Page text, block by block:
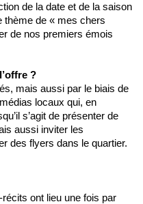
de la date et de la saison
thème de « mes chers
de nos premiers émois
?
mais aussi par le biais de
locaux qui, en
s’agit de présenter de
aussi inviter les
des flyers dans le quartier.
ont lieu une fois par